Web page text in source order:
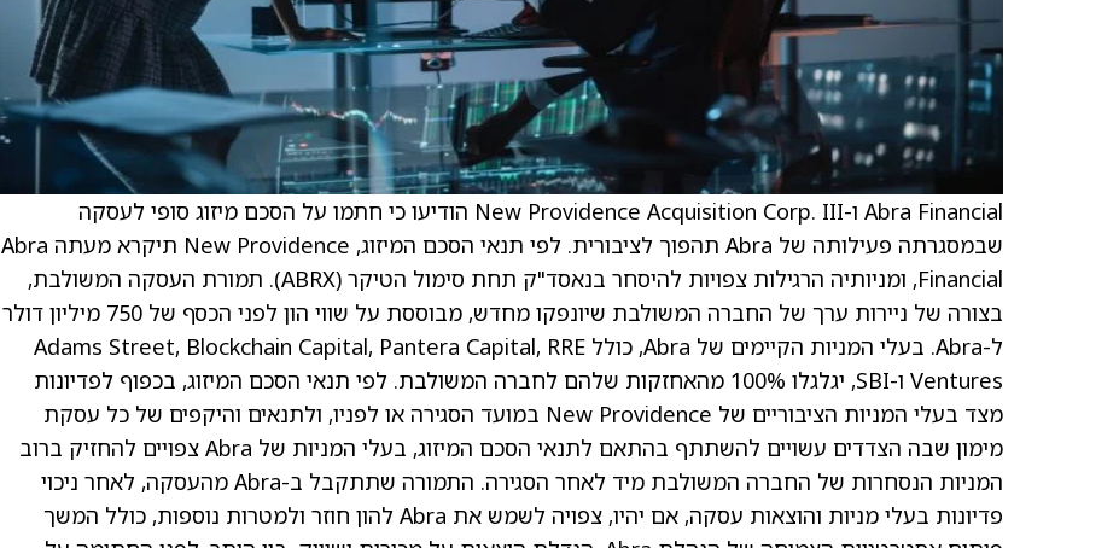
Abra Financial ו-New Providence Acquisition Corp. III הודיעו כי חתמו על הסכם מיזוג סופי לעסקה
שבמסגרתה פעילותה של Abra תהפוך לציבורית. לפי תנאי הסכם המיזוג, New Providence תיקרא מעתה Abra
Financial, ומניותיה הרגילות צפויות להיסחר בנאסד"ק תחת סימול הטיקר (ABRX). תמורת העסקה המשולבת,
בצורה של ניירות ערך של החברה המשולבת שיונפקו מחדש, מבוססת על שווי הון לפני הכסף של 750 מיליון דולר
ל-Abra. בעלי המניות הקיימים של Abra, כולל Adams Street, Blockchain Capital, Pantera Capital, RRE
Ventures ו-SBI, יגלגלו 100% מהאחזקות שלהם לחברה המשולבת. לפי תנאי הסכם המיזוג, בכפוף לפדיונות
מצד בעלי המניות הציבוריים של New Providence במועד הסגירה או לפניו, ולתנאים והיקפים של כל עסקת
מימון שבה הצדדים עשויים להשתתף בהתאם לתנאי הסכם המיזוג, בעלי המניות של Abra צפויים להחזיק ברוב
המניות הנסחרות של החברה המשולבת מיד לאחר הסגירה. התמורה שתתקבל ב-Abra מהעסקה, לאחר ניכוי
פדיונות בעלי מניות והוצאות עסקה, אם יהיו, צפויה לשמש את Abra להון חוזר ולמטרות נוספות, כולל המשך